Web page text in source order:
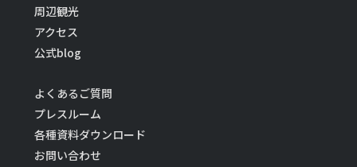
周辺観光
アクセス
公式blog
よくあるご質問
プレスルーム
各種資料ダウンロード
お問い合わせ